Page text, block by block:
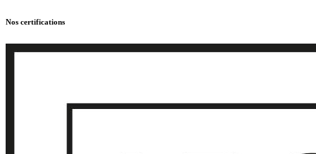
Nos certifications